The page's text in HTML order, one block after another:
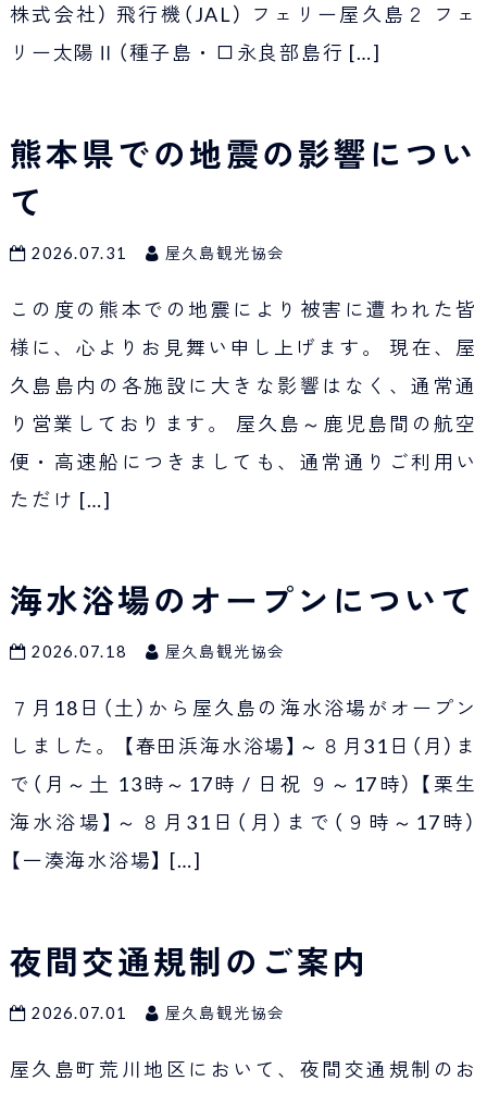
株式会社） 飛行機（JAL） フェリー屋久島２ フェ
リー太陽Ⅱ（種子島・口永良部島行 […]
熊本県での地震の影響につい
て
2026.07.31 屋久島観光協会
この度の熊本での地震により被害に遭われた皆
様に、心よりお見舞い申し上げます。 現在、屋
久島島内の各施設に大きな影響はなく、通常通
り営業しております。 屋久島～鹿児島間の航空
便・高速船につきましても、通常通りご利用い
ただけ […]
海水浴場のオープンについて
2026.07.18 屋久島観光協会
７月18日（土）から屋久島の海水浴場がオープン
しました。 【春田浜海水浴場】～８月31日（月）ま
で（月～土 13時～17時 / 日祝 ９～17時） 【栗生
海水浴場】～８月31日（月）まで（９時～17時）
【一湊海水浴場】 […]
夜間交通規制のご案内
2026.07.01 屋久島観光協会
屋久島町荒川地区において、夜間交通規制のお